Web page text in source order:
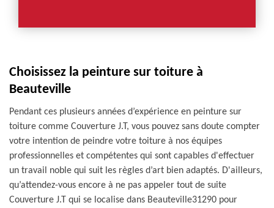
Choisissez la peinture sur toiture à
Beauteville
Pendant ces plusieurs années d’expérience en peinture sur
toiture comme Couverture J.T, vous pouvez sans doute compter
votre intention de peindre votre toiture à nos équipes
professionnelles et compétentes qui sont capables d'effectuer
un travail noble qui suit les règles d’art bien adaptés. D'ailleurs,
qu’attendez-vous encore à ne pas appeler tout de suite
Couverture J.T qui se localise dans Beauteville31290 pour